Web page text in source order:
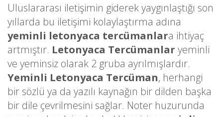
Uluslararası iletişimin giderek yaygınlaştığı son
yıllarda bu iletişimi kolaylaştırma adına
yeminli letonyaca tercümanlara ihtiyaç
artmıştır. Letonyaca Tercümanlar yeminli
ve yeminsiz olarak 2 gruba ayrılmışlardır.
Yeminli Letonyaca Tercüman, herhangi
bir sözlü ya da yazılı kaynağın bir dilden başka
bir dile çevrilmesini sağlar. Noter huzurunda